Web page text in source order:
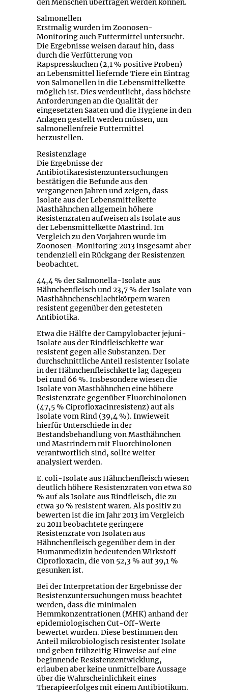
den Menschen übertragen werden können.
Salmonellen
Erstmalig wurden im Zoonosen-
Monitoring auch Futtermittel untersucht.
Die Ergebnisse weisen darauf hin, dass
durch die Verfütterung von
Rapspresskuchen (2,1 % positive Proben)
an Lebensmittel liefernde Tiere ein Eintrag
von Salmonellen in die Lebensmittelkette
möglich ist. Dies verdeutlicht, dass höchste
Anforderungen an die Qualität der
eingesetzten Saaten und die Hygiene in den
Anlagen gestellt werden müssen, um
salmonellenfreie Futtermittel
herzustellen.
Resistenzlage
Die Ergebnisse der
Antibiotikaresistenzuntersuchungen
bestätigen die Befunde aus den
vergangenen Jahren und zeigen, dass
Isolate aus der Lebensmittelkette
Masthähnchen allgemein höhere
Resistenzraten aufweisen als Isolate aus
der Lebensmittelkette Mastrind. Im
Vergleich zu den Vorjahren wurde im
Zoonosen-Monitoring 2013 insgesamt aber
tendenziell ein Rückgang der Resistenzen
beobachtet.
44,4 % der Salmonella-Isolate aus
Hähnchenfleisch und 23,7 % der Isolate von
Masthähnchenschlachtkörpern waren
resistent gegenüber den getesteten
Antibiotika.
Etwa die Hälfte der Campylobacter jejuni-
Isolate aus der Rindfleischkette war
resistent gegen alle Substanzen. Der
durchschnittliche Anteil resistenter Isolate
in der Hähnchenfleischkette lag dagegen
bei rund 66 %. Insbesondere wiesen die
Isolate von Masthähnchen eine höhere
Resistenzrate gegenüber Fluorchinolonen
(47,5 % Ciprofloxacinresistenz) auf als
Isolate vom Rind (39,4 %). Inwieweit
hierfür Unterschiede in der
Bestandsbehandlung von Masthähnchen
und Mastrindern mit Fluorchinolonen
verantwortlich sind, sollte weiter
analysiert werden.
E. coli-Isolate aus Hähnchenfleisch wiesen
deutlich höhere Resistenzraten von etwa 80
% auf als Isolate aus Rindfleisch, die zu
etwa 30 % resistent waren. Als positiv zu
bewerten ist die im Jahr 2013 im Vergleich
zu 2011 beobachtete geringere
Resistenzrate von Isolaten aus
Hähnchenfleisch gegenüber dem in der
Humanmedizin bedeutenden Wirkstoff
Ciprofloxacin, die von 52,3 % auf 39,1 %
gesunken ist.
Bei der Interpretation der Ergebnisse der
Resistenzuntersuchungen muss beachtet
werden, dass die minimalen
Hemmkonzentrationen (MHK) anhand der
epidemiologischen Cut-Off-Werte
bewertet wurden. Diese bestimmen den
Anteil mikrobiologisch resistenter Isolate
und geben frühzeitig Hinweise auf eine
beginnende Resistenzentwicklung,
erlauben aber keine unmittelbare Aussage
über die Wahrscheinlichkeit eines
Therapieerfolges mit einem Antibiotikum.